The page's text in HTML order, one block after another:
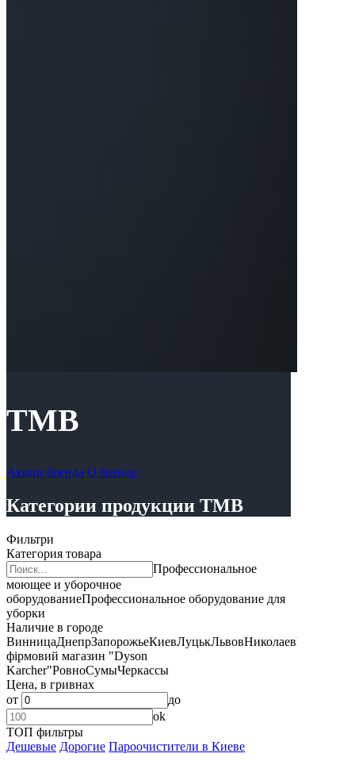
TMB
Акции бренда О бренде
Категории продукции TMB
Фильтри
Категория товара
Профессиональное
моющее и уборочное
оборудованиеПрофессиональное оборудование для
уборки
Наличие в городе
ВинницаДнепрЗапорожьеКиевЛуцькЛьвовНиколаевПолтава,
фірмовий магазин "Dyson
Karcher"РовноСумыЧеркассы
Цена, в гривнах
от
до
ok
ТОП фильтры
Дешевые Дорогие Пароочистители в Киеве